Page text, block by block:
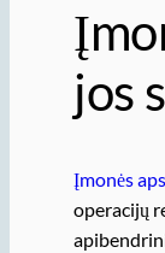
jos
Įmonės
operacijų